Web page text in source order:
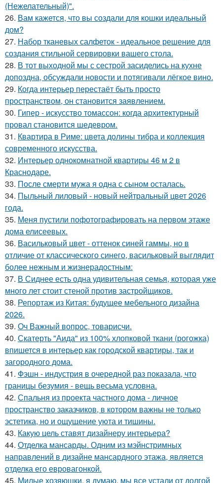
(Нежелательный)".
26. Вам кажется, что вы создали для кошки идеальный
дом?
27. Набор тканевых салфеток - идеальное решение для
создания стильной сервировки вашего стола.
28. В тот выходной мы с сестрой засиделись на кухне
допоздна, обсуждали новости и потягивали лёгкое вино.
29. Когда интерьер перестаёт быть просто
пространством, он становится заявлением.
30. Гипер - искусство томассон: когда архитектурный
провал становится шедевром.
31. Квартира в Риме: цвета долины тибра и коллекция
современного искусства.
32. Интерьер однокомнатной квартиры 46 м 2 в
Краснодаре.
33. После смерти мужа я одна с сыном осталась.
34. Пыльный лиловый - новый нейтральный цвет 2026
года.
35. Меня пустили пофотографировать на первом этаже
дома елисеевых.
36. Васильковый цвет - оттенок синей гаммы, но в
отличие от классического синего, васильковый выглядит
более нежным и жизнерадостным:
37. В Сиднее есть одна удивительная семья, которая уже
много лет стоит стеной против застройщиков.
38. Репортаж из Китая: будущее мебельного дизайна
2026.
39. Оч Важный вопрос, товарисчи.
40. Скатерть "Аида" из 100% хлопковой ткани (рогожка)
впишется в интерьер как городской квартиры, так и
загородного дома.
41. Фэшн - индустрия в очередной раз показала, что
границы безумия - вещь весьма условна.
42. Спальня из проекта частного дома - личное
пространство заказчиков, в котором важны не только
эстетика, но и ощущение уюта и тишины.
43. Какую цель ставят дизайнеру интерьера?
44. Отделка мансарды. Одним из мэйнстримных
направлений в дизайне мансардного этажа, является
отделка его евровагонкой.
45. Милые хозяюшки, я думаю, мы все устали от долгой